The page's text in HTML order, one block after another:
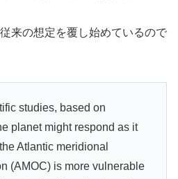
来の想定を覆し始めているので
studies, based on
planet might respond as it
Atlantic meridional
(AMOC) is more vulnerable